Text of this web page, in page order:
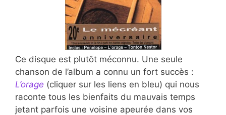
Ce disque est plutôt méconnu. Une seule
chanson de l’album a connu un fort succès :
L’orage (cliquer sur les liens en bleu) qui nous
raconte tous les bienfaits du mauvais temps
jetant parfois une voisine apeurée dans vos